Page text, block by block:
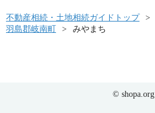
和歌山県
山口県
高知県
長崎県
不動産相続・土地相続ガイドトップ
羽島郡岐南町
みやまち
© shopa.org